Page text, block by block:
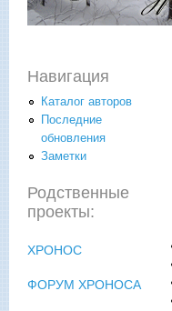
Навигация
Каталог авторов
Последние
обновления
Заметки
Родственные
проекты:
ХРОНОС
ФОРУМ ХРОНОСА